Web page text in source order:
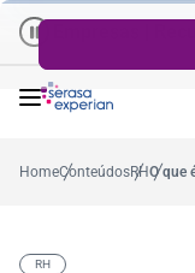
Empresas |
57,2%
HomeConteúdosRHO que
RH